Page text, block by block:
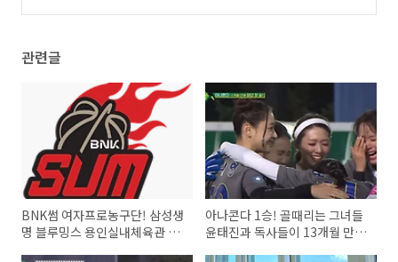
관련글
BNK썸 여자프로농구단! 삼성생
명 블루밍스 용인실내체육관 경
아나콘다 1승! 골때리는 그녀들
윤태진과 독사들이 13개월 만에